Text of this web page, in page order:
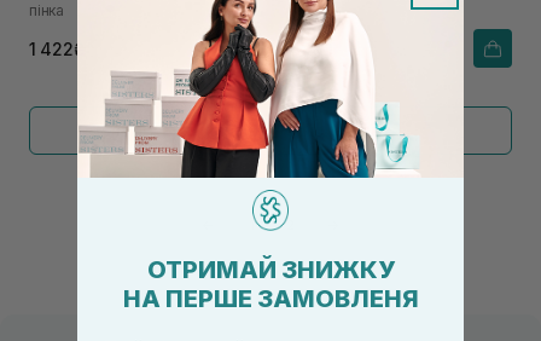
пінка
1 422₴ 1 476₴
Показати більше
2
ОТРИМАЙ ЗНИЖКУ
НА ПЕРШЕ ЗАМОВЛЕНЯ